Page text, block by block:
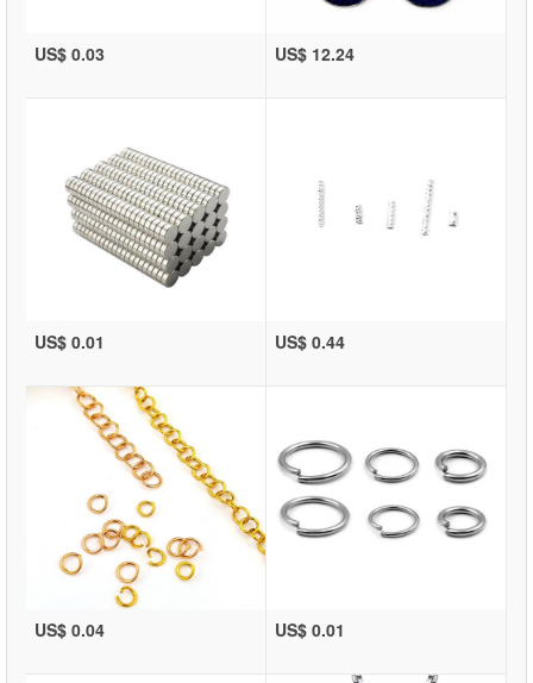
US$ 0.03 US$ 12.24
US$ 0.01 US$ 0.44
US$ 0.04 US$ 0.01